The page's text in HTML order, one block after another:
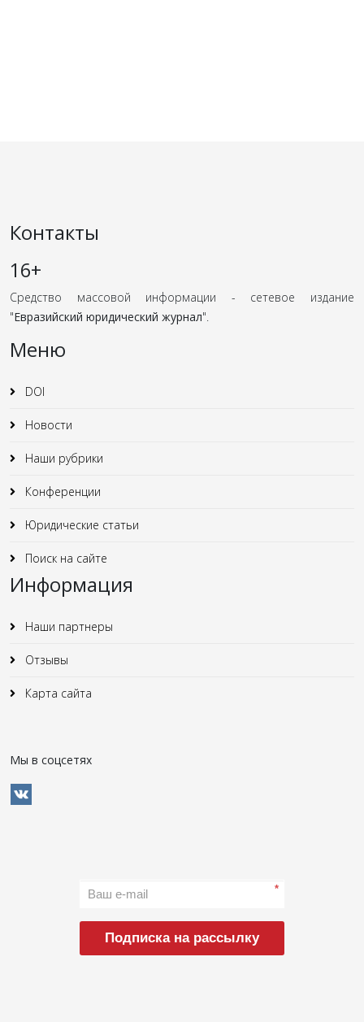
Контакты
16+
Средство массовой информации - сетевое издание
"Евразийский юридический журнал".
Меню
DOI
Новости
Наши рубрики
Конференции
Юридические статьи
Поиск на сайте
Информация
Наши партнеры
Отзывы
Карта сайта
Мы в соцсетях
*
Подписка на рассылку